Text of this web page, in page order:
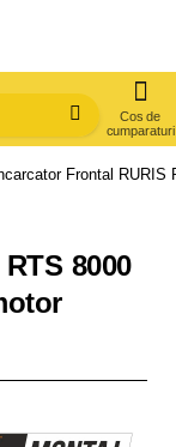
Frontal RURIS
8000